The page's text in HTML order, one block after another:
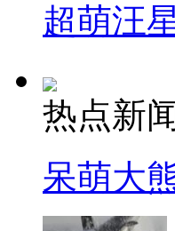
超萌汪
热点新
呆萌大